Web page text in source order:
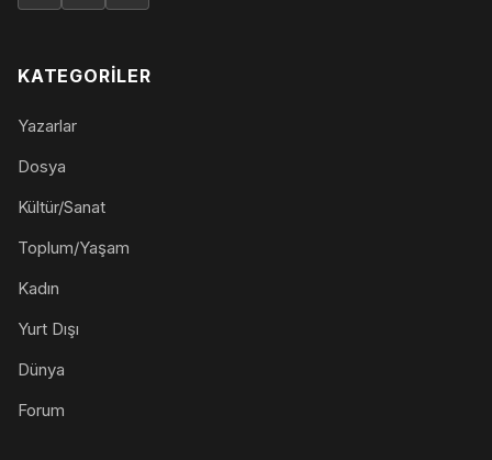
KATEGORILER
Yazarlar
Dosya
Kültür/Sanat
Toplum/Yaşam
Kadın
Yurt Dışı
Dünya
Forum